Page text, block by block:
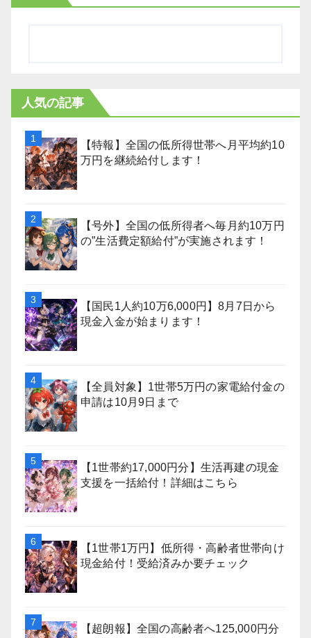
人気の記事
【特報】全国の低所得世帯へ月平均約10
万円を継続給付します！
【号外】全国の低所得者へ毎月約10万円
の”生活費定額給付”が実施されます！
【国民1人約10万6,000円】8月7日から
現金入金が始まります！
【全員対象】1世帯5万円の家電給付金の
申請は10月9日まで
【1世帯約17,000円分】生活再建の現金
支援を一括給付！詳細はこちら
【1世帯1万円】低所得・高齢者世帯向け
現金給付！受給済みか要チェック
【超朗報】全国の高齢者へ125,000円分